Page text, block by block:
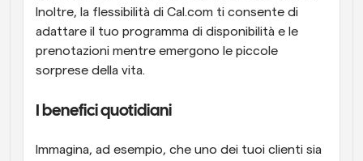
Inoltre, la flessibilità di Cal.com ti consente di
adattare il tuo programma di disponibilità e le
prenotazioni mentre emergono le piccole
sorprese della vita.
I benefici quotidiani
Immagina, ad esempio, che uno dei tuoi clienti sia